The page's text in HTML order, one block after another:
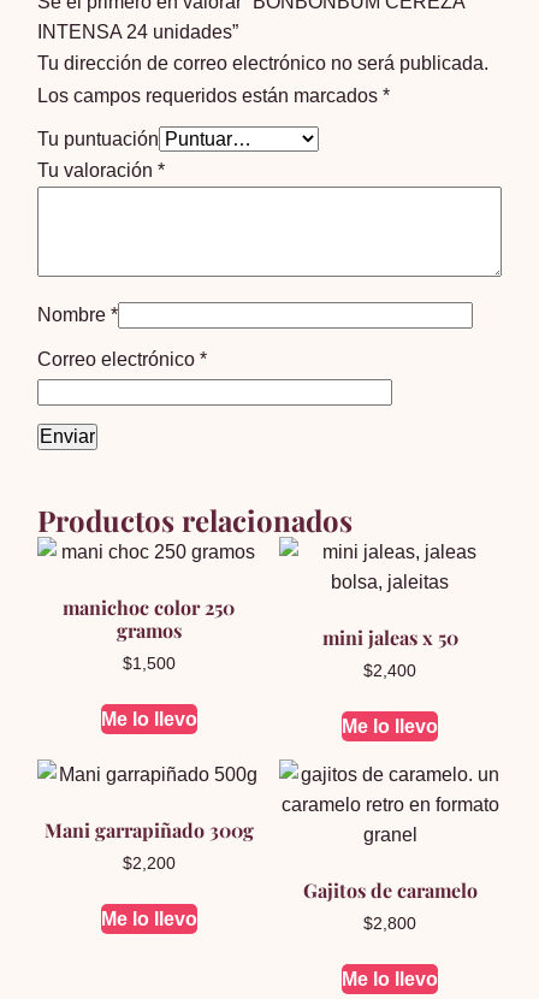
INTENSA 24 unidades”
Tu dirección de correo electrónico no será publicada.
Los campos requeridos están marcados*
Tu puntuación
Tu valoración*
Nombre*
Correo electrónico*
Productos relacionados
manichoc color 250
gramos
$1,500
Me lo llevo
mini jaleas x 50
$2,400
Me lo llevo
Mani garrapiñado 300g
$2,200
Me lo llevo
Gajitos de caramelo
$2,800
Me lo llevo